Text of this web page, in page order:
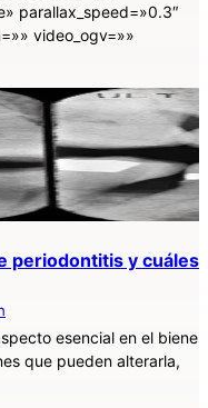
parallax_speed=»0.3″
video_ogv=»»
periodontitis y cuáles
esencial en el
que pueden alterarla,